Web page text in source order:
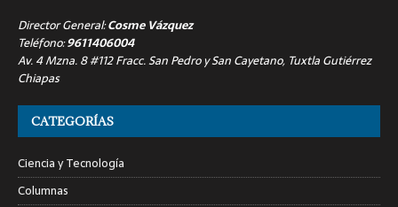
Director General:Cosme Vázquez
Teléfono:9611406004
Av. 4 Mzna. 8 #112 Fracc. San Pedro y San Cayetano, Tuxtla Gutiérrez
Chiapas
CATEGORÍAS
Ciencia y Tecnología
Columnas